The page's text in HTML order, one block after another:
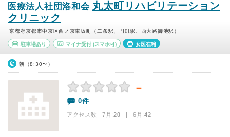
医療法人社団洛和会 丸太町リハビリテーション
クリニック
京都府京都市中京区西ノ京車坂町（二条駅、円町駅、西大路御池駅）
駐車場あり マイナ受付(スマホ可) 女医在籍
朝（8:30〜）
－
0件
アクセス数 7月:20 | 6月:42